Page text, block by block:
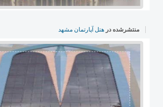
منتشرشده در هتل آپارتمان مشهد